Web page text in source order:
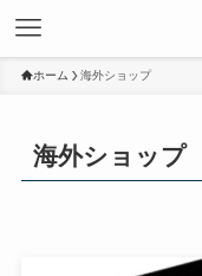
ホーム 海外ショップ
海外ショップ